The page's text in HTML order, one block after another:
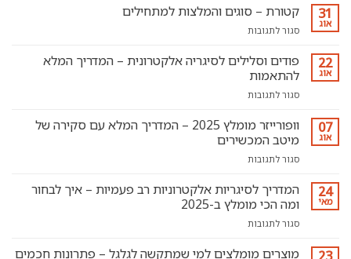
31
אוג
קטורת – סוגים והמלצות למתחילים
סגור לתגובות
–
למתחילים
22
אוג
פודים וסלילים לסיגריה אלקטרונית – המדריך המלא
להתאמות
סגור לתגובות
וסלילים
לסיגריה
אלקטרונית
–
המלא
להתאמות
07
אוג
וופורייזר מומלץ 2025 – המדריך המלא עם סקירה של
מיטב המכשירים
סגור לתגובות
מומלץ
2025
–
המדריך
עם
24
מאי
המדריך לסיגריות אלקטרוניות רב פעמיות – איך לבחור
ומה הכי מומלץ ב-2025
סגור לתגובות
לסיגריות
מוצרים מומלצים למי שמתקשה לגלגל – פתרונות חכמים